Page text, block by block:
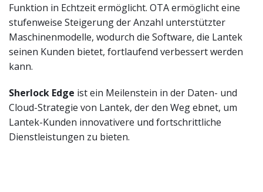
Funktion in Echtzeit ermöglicht. OTA ermöglicht eine
stufenweise Steigerung der Anzahl unterstützter
Maschinenmodelle, wodurch die Software, die Lantek
seinen Kunden bietet, fortlaufend verbessert werden
kann.
Sherlock Edge ist ein Meilenstein in der Daten- und
Cloud-Strategie von Lantek, der den Weg ebnet, um
Lantek-Kunden innovativere und fortschrittliche
Dienstleistungen zu bieten.